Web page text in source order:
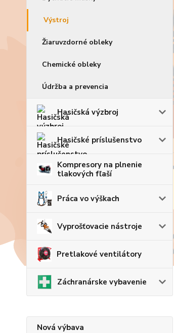
Výstroj
Žiaruvzdorné obleky
Chemické obleky
Údržba a prevencia
Hasičská výzbroj
Hasičské príslušenstvo
Kompresory na plnenie
tlakových fľaší
Práca vo výškach
Vyprošťovacie nástroje
Pretlakové ventilátory
Záchranárske vybavenie
Nová výbava